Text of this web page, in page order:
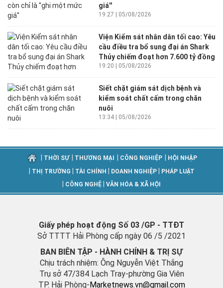
giá''
19:27 | 05/08/2026
Viện Kiểm sát nhân dân tối cao: Yêu
cầu điều tra bổ sung đại án Shark
Thủy chiếm đoạt hơn 7.600 tỷ đồng
19:20 | 05/08/2026
Siết chặt giám sát dịch bệnh và
kiểm soát chất cấm trong chăn
nuôi
13:34 | 05/08/2026
THỜI SỰ THƯƠNG MẠI CÔNG NGHIỆP HỘI NHẬP
THỊ TRƯỜNG TÀI CHÍNH DOANH NGHIỆP PHÁP LUẬT
CÔNG NGHỆ VĂN HÓA & XÃ HỘI
Giấy phép hoạt động Số 03 /GP - TTĐT
Sở TTTT Hải Phòng cấp ngày 06 /5 /2021
BAN BIÊN TẬP - HÀNH CHÍNH & TRỊ SỰ
Chịu trách nhiệm: Ông Nguyễn Việt Thắng
Trụ sở 47/384 Lạch Tray-phường Gia Viên
TP. Hải Phòng- Marketnews.vn@gmail.com